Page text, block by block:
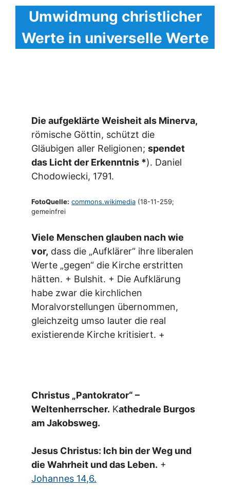
Umwidmung christlicher
Werte in universelle Werte
Die aufgeklärte Weisheit als Minerva,
römische Göttin, schützt die
Gläubigen aller Religionen;spendet
das Licht der Erkenntnis *). Daniel
Chodowiecki, 1791.
FotoQuelle: commons.wikimedia (18-11-259;
gemeinfrei
Viele Menschen glauben nach wie
vor, dass die „Aufklärer“ ihre liberalen
Werte „gegen“ die Kirche erstritten
hätten. + Bulshit. + Die Aufklärung
habe zwar die kirchlichen
Moralvorstellungen übernommen,
gleichzeitg umso lauter die real
existierende Kirche kritisiert. +
Christus „Pantokrator“ –
Weltenherrscher. Kathedrale Burgos
am Jakobsweg.
Jesus Christus: Ich bin der Weg und
die Wahrheit und das Leben. +
Johannes 14,6.